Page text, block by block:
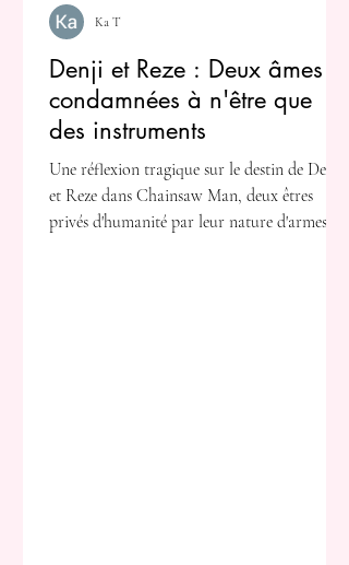
Denji et Reze : Deux âmes
condamnées à n'être que
des instruments
Une réflexion tragique sur le destin de Denji
et Reze dans Chainsaw Man, deux êtres
privés d'humanité par leur nature d'armes.
Ka T